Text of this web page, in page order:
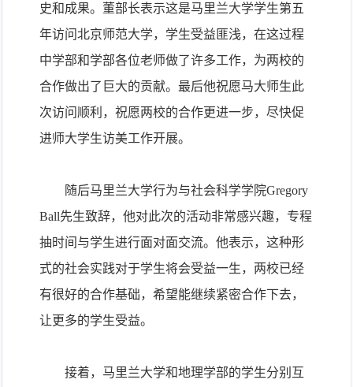
史和成果。董部长表示这是马里兰大学学生第五
年访问北京师范大学，学生受益匪浅，在这过程
中学部和学部各位老师做了许多工作，为两校的
合作做出了巨大的贡献。最后他祝愿马大师生此
次访问顺利，祝愿两校的合作更进一步，尽快促
进师大学生访美工作开展。
随后马里兰大学行为与社会科学学院Gregory
Ball先生致辞，他对此次的活动非常感兴趣，专程
抽时间与学生进行面对面交流。他表示，这种形
式的社会实践对于学生将会受益一生，两校已经
有很好的合作基础，希望能继续紧密合作下去，
让更多的学生受益。
接着，马里兰大学和地理学部的学生分别互